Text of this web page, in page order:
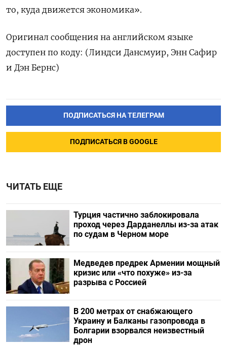
то, куда движется экономика».
Оригинал сообщения на английском языке
доступен по коду: (Линдси Дансмуир, Энн Сафир
и Дэн Бернс)
ПОДПИСАТЬСЯ НА ТЕЛЕГРАМ
ПОДПИСАТЬСЯ В GOOGLE
ЧИТАТЬ ЕЩЕ
Турция частично заблокировала
проход через Дарданеллы из-за атак
по судам в Черном море
Медведев предрек Армении мощный
кризис или «что похуже» из-за
разрыва с Россией
В 200 метрах от снабжающего
Украину и Балканы газопровода в
Болгарии взорвался неизвестный
дрон